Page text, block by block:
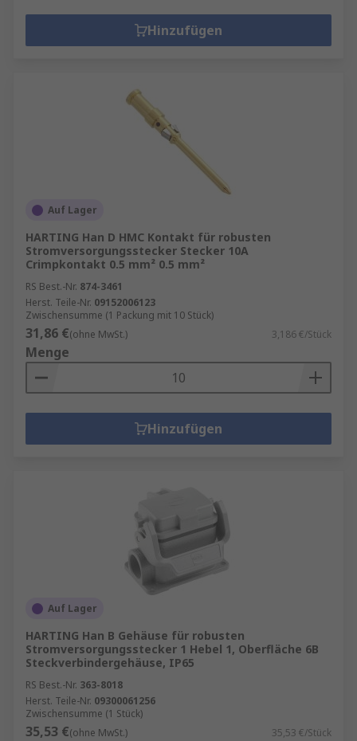
Hinzufügen
Auf Lager
HARTING Han D HMC Kontakt für robusten
Stromversorgungsstecker Stecker 10A
Crimpkontakt 0.5 mm² 0.5 mm²
RS Best.-Nr. 874-3461
Herst. Teile-Nr. 09152006123
Zwischensumme (1 Packung mit 10 Stück)
31,86 €(ohne MwSt.) 3,186 €/Stück
Menge
Hinzufügen
Auf Lager
HARTING Han B Gehäuse für robusten
Stromversorgungsstecker 1 Hebel 1, Oberfläche 6B
Steckverbindergehäuse, IP65
RS Best.-Nr. 363-8018
Herst. Teile-Nr. 09300061256
Zwischensumme (1 Stück)
35,53 €(ohne MwSt.) 35,53 €/Stück